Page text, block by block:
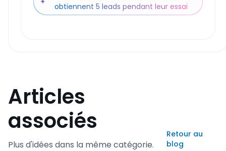
obtiennent 5 leads pendant leur essai
Articles
associés
Plus d'idées dans la même catégorie.
Retour au
blog